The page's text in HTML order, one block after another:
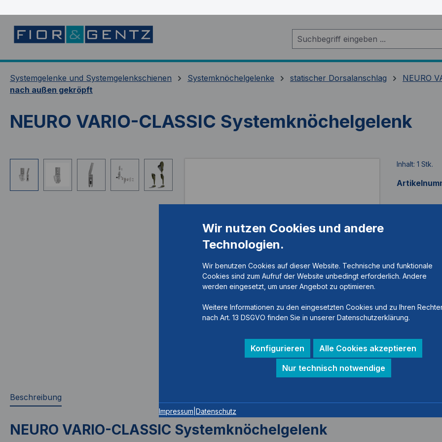
Systemgelenke und Systemgelenkschienen Systemknöchelgelenke statischer Dorsalanschlag
NEURO
nach außen gekröpft
NEURO VARIO-CLASSIC Systemknöchelgelenk
Bildergalerie überspringen Inhalt: 1 Stk.
Beschreibung
NEURO VARIO-CLASSIC Systemknöchelgelenk
Wir nutzen Cookies und andere
Technologien.
Wir benutzen Cookies auf dieser Website. Technische und funktionale
Cookies sind zum Aufruf der Website unbedingt erforderlich. Andere
werden eingesetzt, um unser Angebot zu optimieren.
Weitere Informationen zu den eingesetzten Cookies und zu Ihren
nach Art. 13 DSGVO finden Sie in unserer Datenschutzerklärung.
Konfigurieren
Alle Cookies akzeptieren
Nur technisch notwendige
Impressum Datenschutz